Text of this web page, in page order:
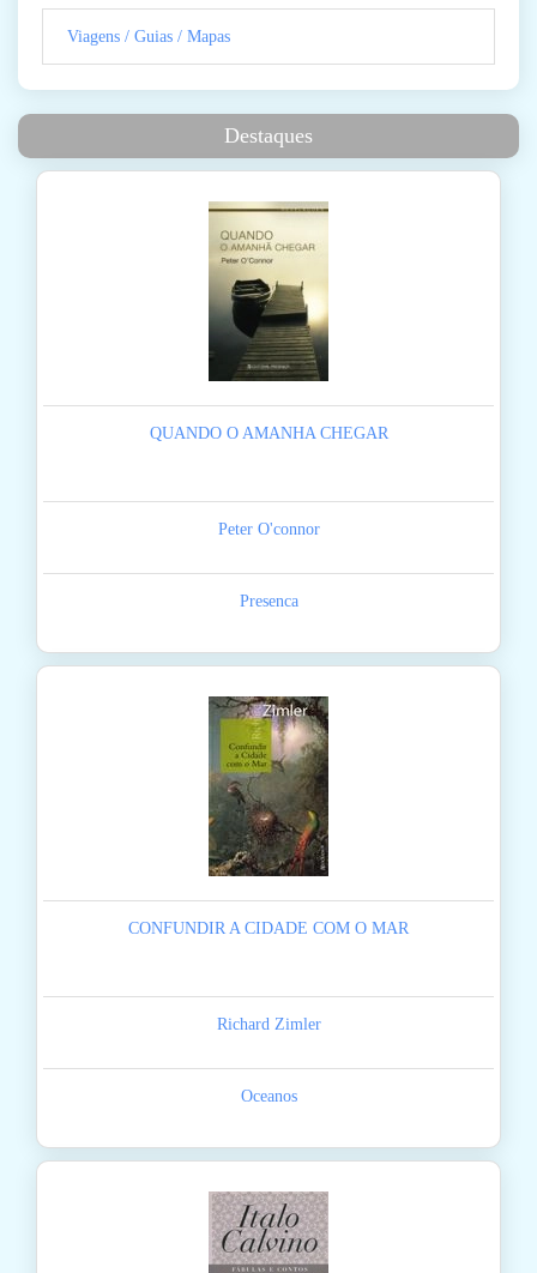
Viagens / Guias / Mapas
Destaques
QUANDO O AMANHA CHEGAR
Peter O'connor
Presenca
CONFUNDIR A CIDADE COM O MAR
Richard Zimler
Oceanos